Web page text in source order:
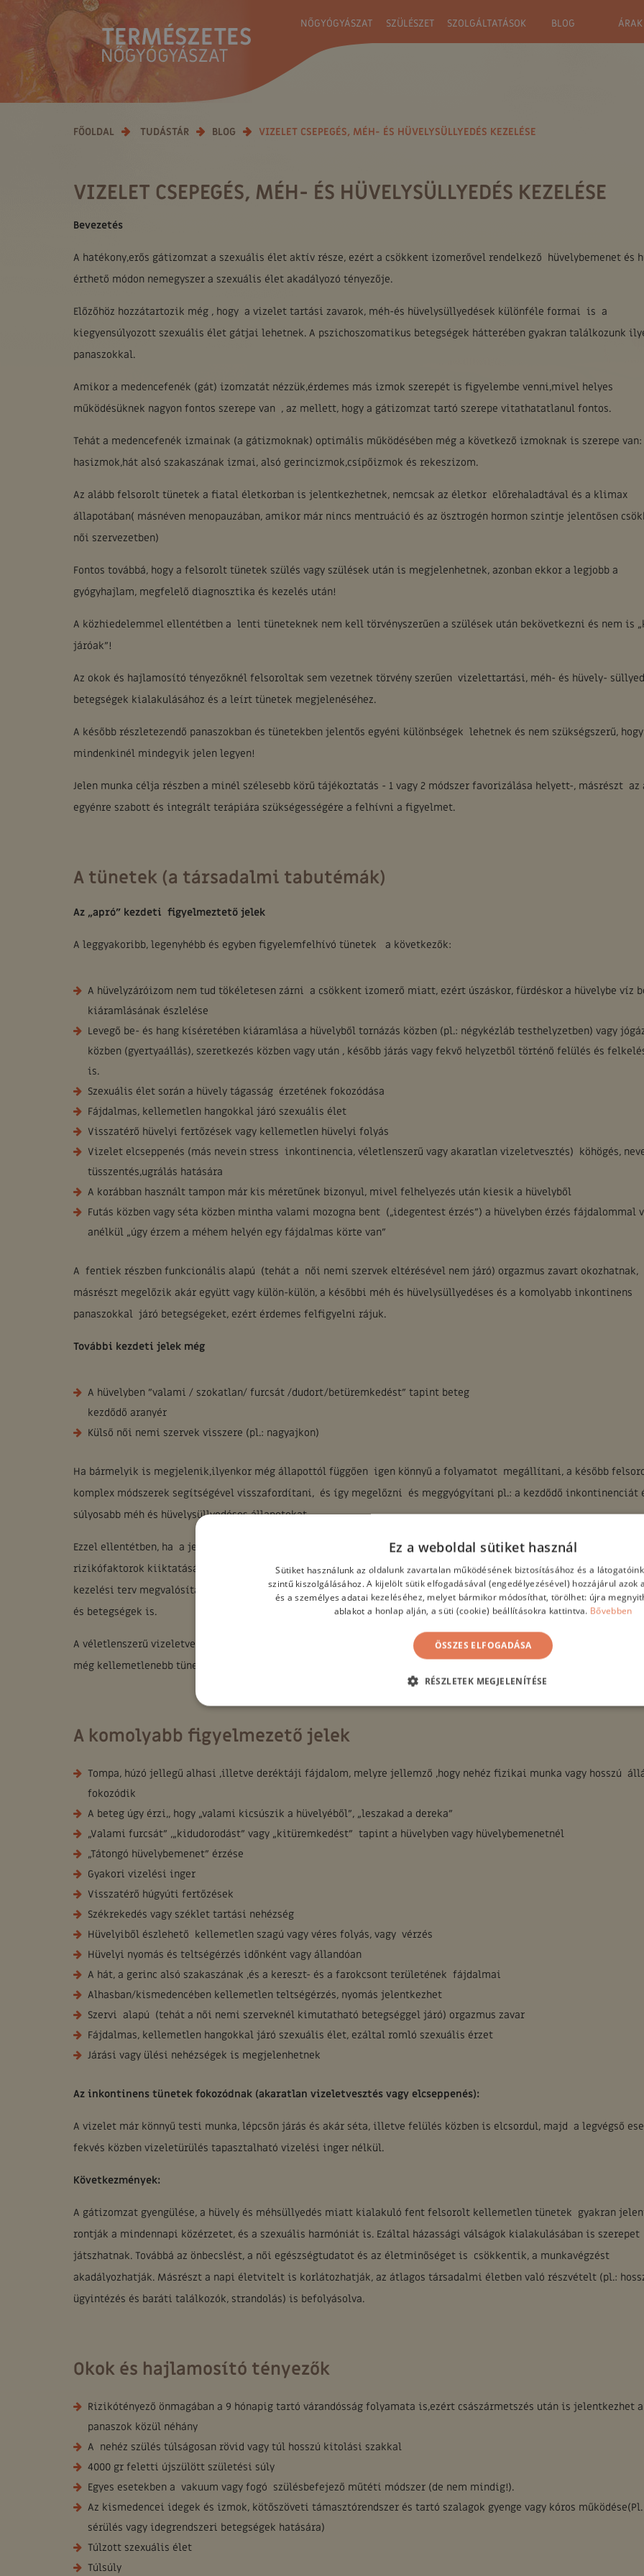
NŐGYÓGYÁSZAT SZÜLÉSZET SZOLGÁLTATÁSOK BLOG ÁRAK
FŐOLDAL TUDÁSTÁR BLOG VIZELET CSEPEGÉS, MÉH- ÉS HÜVELYSÜLLYEDÉS KEZELÉSE
VIZELET CSEPEGÉS, MÉH- ÉS HÜVELYSÜLLYEDÉS KEZELÉSE
Bevezetés
A hatékony,erős gátizomzat a szexuális élet aktív része, ezért a csökkent izomerővel rendelkező hüvelybemenet és
érthető módon nemegyszer a szexuális élet akadályozó tényezője.
Előzőhöz hozzátartozik még , hogy a vizelet tartási zavarok, méh-és hüvelysüllyedések különféle formai is a
kiegyensúlyozott szexuális élet gátjai lehetnek. A pszichoszomatikus betegségek hátterében gyakran találkozunk
panaszokkal.
Amikor a medencefenék (gát) izomzatát nézzük,érdemes más izmok szerepét is figyelembe venni,mivel helyes
működésüknek nagyon fontos szerepe van , az mellett, hogy a gátizomzat tartó szerepe vitathatatlanul fontos.
Tehát a medencefenék izmainak (a gátizmoknak) optimális működésében még a következő izmoknak is szerepe van:
hasizmok,hát alsó szakaszának izmai, alsó gerincizmok,csípőizmok és rekeszizom.
Az alább felsorolt tünetek a fiatal életkorban is jelentkezhetnek, nemcsak az életkor előrehaladtával és a klimax
állapotában( másnéven menopauzában, amikor már nincs mentruáció és az ösztrogén hormon szintje jelentősen
női szervezetben)
Fontos továbbá, hogy a felsorolt tünetek szülés vagy szülések után is megjelenhetnek, azonban ekkor a legjobb a
gyógyhajlam, megfelelő diagnosztika és kezelés után!
A közhiedelemmel ellentétben a lenti tüneteknek nem kell törvényszerűen a szülések után bekövetkezni és nem is
járóak”!
Az okok és hajlamosító tényezőknél felsoroltak sem vezetnek törvény szerűen vizelettartási, méh- és hüvely-
betegségek kialakulásához és a leírt tünetek megjelenéséhez.
A később részletezendő panaszokban és tünetekben jelentős egyéni különbségek lehetnek és nem szükségszerű, hogy
mindenkinél mindegyik jelen legyen!
Jelen munka célja részben a minél szélesebb körű tájékoztatás - 1 vagy 2 módszer favorizálása helyett-, másrészt az
egyénre szabott és integrált terápiára szükségességére a felhívni a figyelmet.
A tünetek (a társadalmi tabutémák)
Az „apró” kezdeti figyelmeztető jelek
A leggyakoribb, legenyhébb és egyben figyelemfelhívó tünetek a következők:
A hüvelyzáróizom nem tud tökéletesen zárni a csökkent izomerő miatt, ezért úszáskor, fürdéskor a hüvelybe víz
kiáramlásának észlelése
Levegő be- és hang kíséretében kiáramlása a hüvelyből tornázás közben (pl.: négykézláb testhelyzetben) vagy
közben (gyertyaállás), szeretkezés közben vagy után , később járás vagy fekvő helyzetből történő felülés és
is.
Szexuális élet során a hüvely tágasság érzetének fokozódása
Fájdalmas, kellemetlen hangokkal járó szexuális élet
Visszatérő hüvelyi fertőzések vagy kellemetlen hüvelyi folyás
Vizelet elcseppenés (más nevein stress inkontinencia, véletlenszerű vagy akaratlan vizeletvesztés) köhögés,
tüsszentés,ugrálás hatására
A korábban használt tampon már kis méretűnek bizonyul, mivel felhelyezés után kiesik a hüvelyből
Futás közben vagy séta közben mintha valami mozogna bent („idegentest érzés”) a hüvelyben érzés fájdalommal
anélkül „úgy érzem a méhem helyén egy fájdalmas körte van”
A fentiek részben funkcionális alapú (tehát a női nemi szervek eltérésével nem járó) orgazmus zavart okozhatnak,
másrészt megelőzik akár együtt vagy külön-külön, a későbbi méh és hüvelysüllyedéses és a komolyabb inkontinens
panaszokkal járó betegségeket, ezért érdemes felfigyelni rájuk.
További kezdeti jelek még
A hüvelyben ”valami / szokatlan/ furcsát /dudort/betüremkedést” tapint beteg
kezdődő aranyér
Külső női nemi szervek visszere (pl.: nagyajkon)
Ha bármelyik is megjelenik,ilyenkor még állapottól függően igen könnyű a folyamatot megállítani, a később
komplex módszerek segítségével visszafordítani, és így megelőzni és meggyógyítani pl.: a kezdődő inkontinenciát
súlyosabb méh és hüvelysüllyedéses állapotokat.
Ezzel ellentétben, ha a jeleknek bármelyikét észlelik a nők, és nem kezdik el a gyakran visszatérő vagy tartósan
rizikófaktorok kiiktatását az életmódjukból,és nem látnak neki a szakember által összeállított, átfogó,egyénre
kezelési terv megvalósításának, akkor jó esély van, hogy idővel kialakul az inkontinencia és megjelennek a további
és betegségek is.
A véletlenszerű vizeletvesztés a kismedencei szervek( húgyhólyag,hüvely, méh, végbél) megsüllyedésével folytatódhat
még kellemetlenebb tünetek és panaszok jelentkeznek.
A komolyabb figyelmezető jelek
Tompa, húzó jellegű alhasi ,illetve deréktáji fájdalom, melyre jellemző ,hogy nehéz fizikai munka vagy hosszú
fokozódik
A beteg úgy érzi,, hogy „valami kicsúszik a hüvelyéből”, „leszakad a dereka”
„Valami furcsát” ,„kidudorodást” vagy „kitüremkedést” tapint a hüvelyben vagy hüvelybemenetnél
„Tátongó hüvelybemenet” érzése
Gyakori vizelési inger
Visszatérő húgyúti fertőzések
Székrekedés vagy széklet tartási nehézség
Hüvelyiből észlehető kellemetlen szagú vagy véres folyás, vagy vérzés
Hüvelyi nyomás és teltségérzés időnként vagy állandóan
A hát, a gerinc alsó szakaszának ,és a kereszt- és a farokcsont területének fájdalmai
Alhasban/kismedencében kellemetlen teltségérzés, nyomás jelentkezhet
Szervi alapú (tehát a női nemi szerveknél kimutatható betegséggel járó) orgazmus zavar
Fájdalmas, kellemetlen hangokkal járó szexuális élet, ezáltal romló szexuális érzet
Járási vagy ülési nehézségek is megjelenhetnek
Az inkontinens tünetek fokozódnak (akaratlan vizeletvesztés vagy elcseppenés):
A vizelet már könnyű testi munka, lépcsőn járás és akár séta, illetve felülés közben is elcsordul, majd a legvégső
fekvés közben vizeletürülés tapasztalható vizelési inger nélkül.
Következmények:
A gátizomzat gyengülése, a hüvely és méhsüllyedés miatt kialakuló fent felsorolt kellemetlen tünetek gyakran
rontják a mindennapi közérzetet, és a szexuális harmóniát is. Ezáltal házassági válságok kialakulásában is szerepet
játszhatnak. Továbbá az önbecslést, a női egészségtudatot és az életminőséget is csökkentik, a munkavégzést
akadályozhatják. Másrészt a napi életvitelt is korlátozhatják, az átlagos társadalmi életben való részvételt (pl.:
ügyintézés és baráti találkozók, strandolás) is befolyásolva.
Okok és hajlamosító tényezők
Rizikótényező önmagában a 9 hónapig tartó várandósság folyamata is,ezért császármetszés után is jelentkezhet
panaszok közül néhány
A nehéz szülés túlságosan rövid vagy túl hosszú kitolási szakkal
4000 gr feletti újszülött születési súly
Egyes esetekben a vakuum vagy fogó szülésbefejező műtéti módszer (de nem mindig!).
Az kismedencei idegek és izmok, kötőszöveti támasztórendszer és tartó szalagok gyenge vagy kóros
sérülés vagy idegrendszeri betegségek hatására)
Túlzott szexuális élet
Túlsúly
Ez a weboldal sütiket használ
Sütiket használunk az oldalunk zavartalan működésének biztosításához és a
szintű kiszolgálásához. A kijelölt sütik elfogadásával (engedélyezésével) hozzájárul azok
és a személyes adatai kezeléséhez, melyet bármikor módosíthat, törölhet: újra
ablakot a honlap alján, a süti (cookie) beállításokra kattintva. Bővebben
ÖSSZES ELFOGADÁSA
RÉSZLETEK MEGJELENÍTÉSE